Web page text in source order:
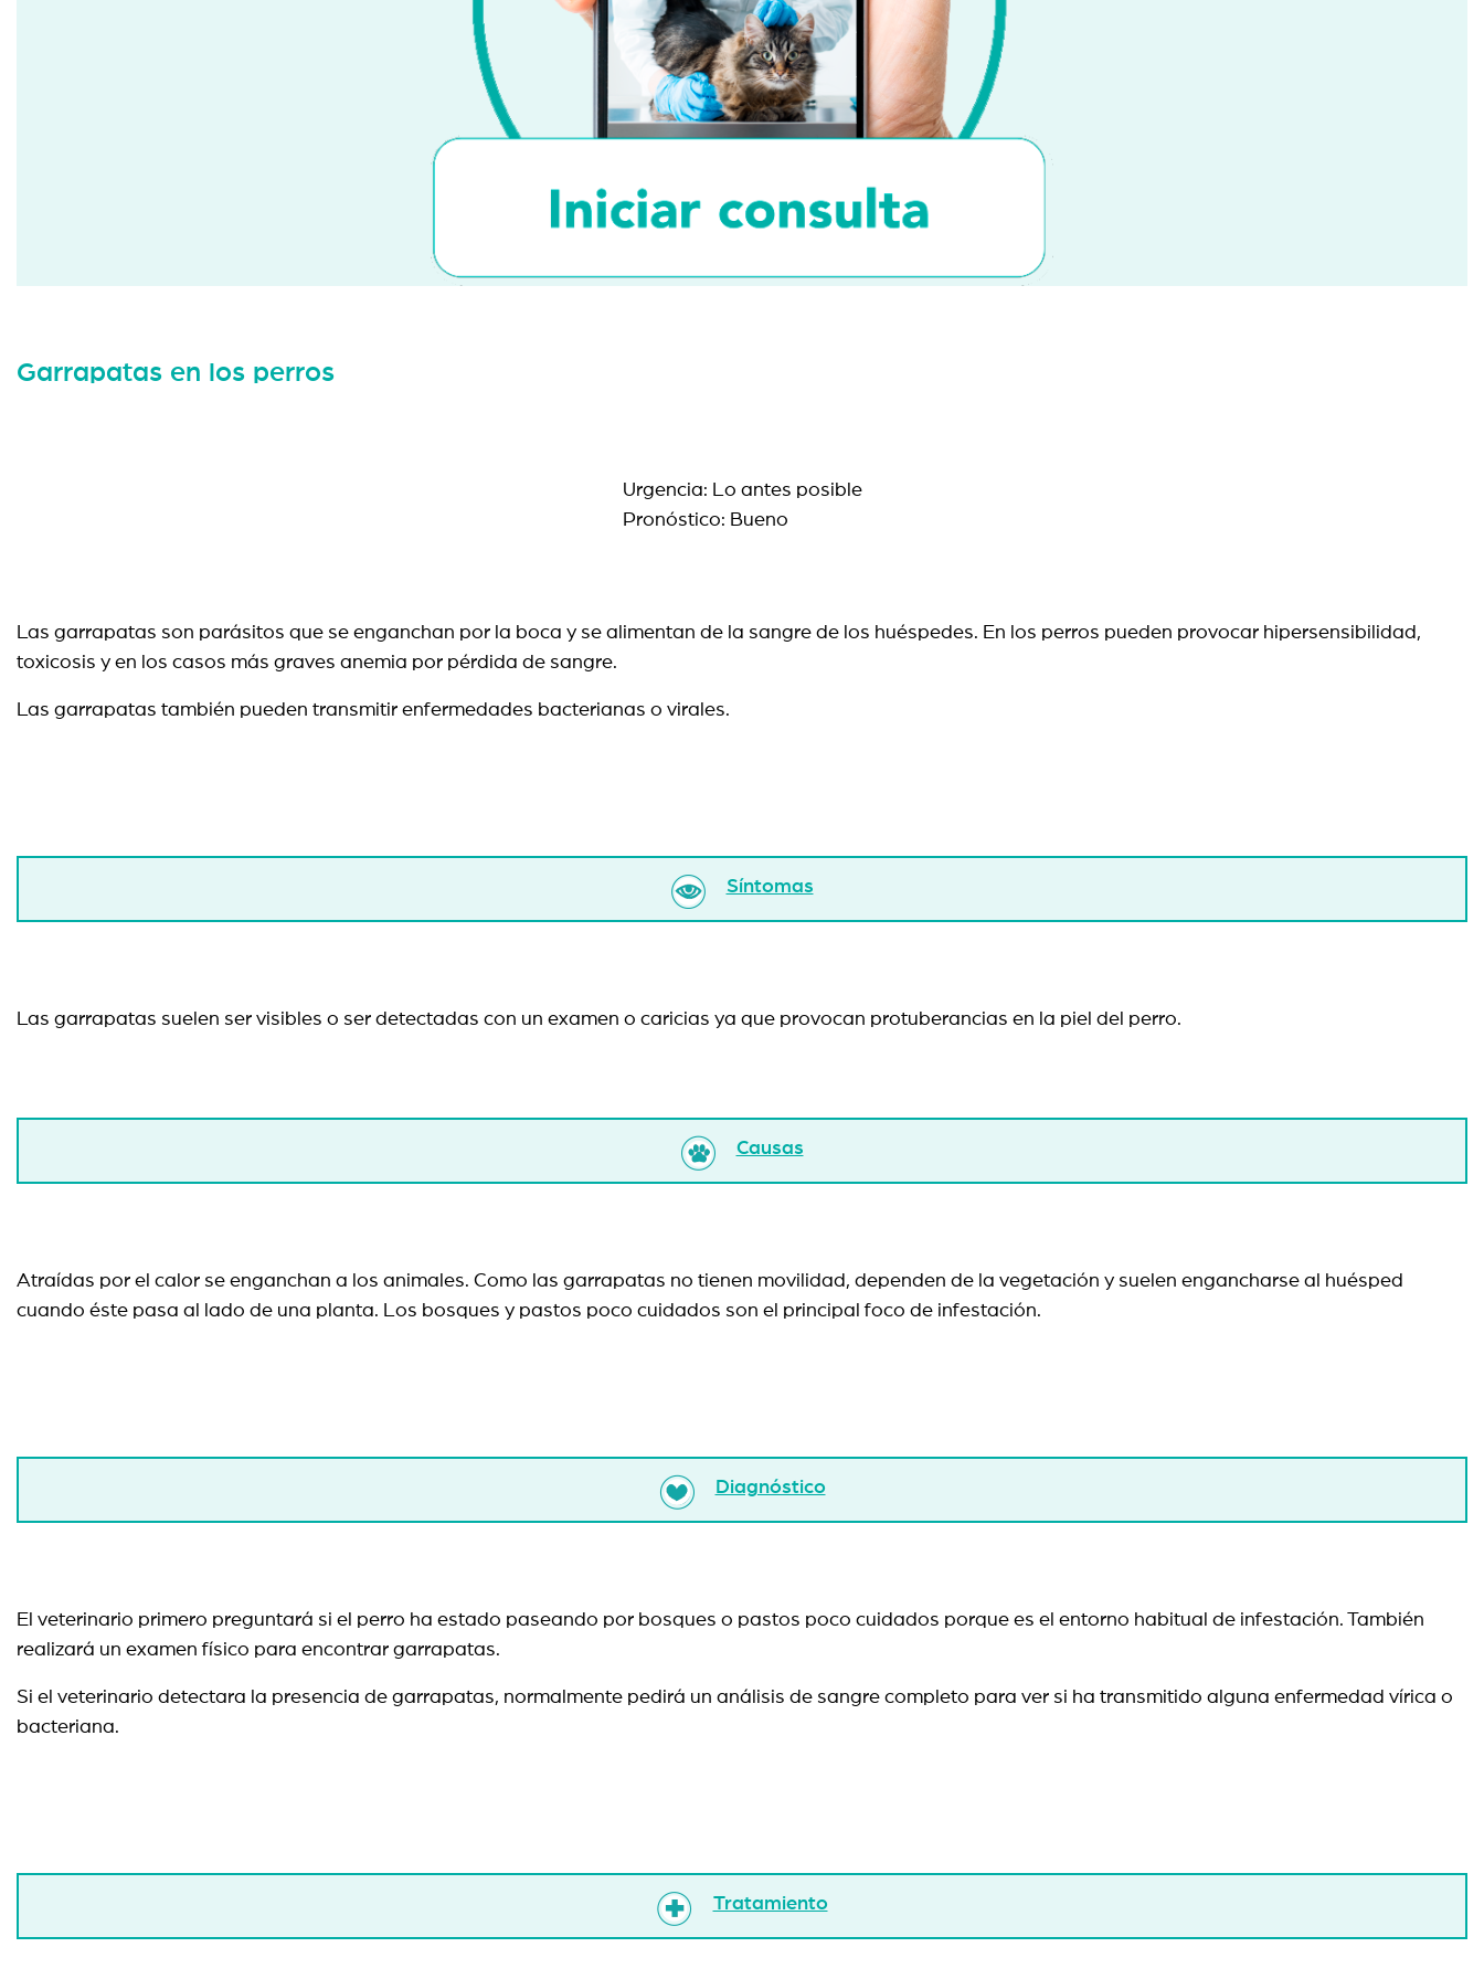
Garrapatas en los perros
Urgencia: Lo antes posible
Pronóstico: Bueno
Las garrapatas son parásitos que se enganchan por la boca y se alimentan de la sangre de los huéspedes. En los perros pueden provocar hipersensibilidad,
toxicosis y en los casos más graves anemia por pérdida de sangre.
Las garrapatas también pueden transmitir enfermedades bacterianas o virales.
Síntomas
Las garrapatas suelen ser visibles o ser detectadas con un examen o caricias ya que provocan protuberancias en la piel del perro.
Causas
Atraídas por el calor se enganchan a los animales. Como las garrapatas no tienen movilidad, dependen de la vegetación y suelen engancharse al huésped
cuando éste pasa al lado de una planta. Los bosques y pastos poco cuidados son el principal foco de infestación.
Diagnóstico
El veterinario primero preguntará si el perro ha estado paseando por bosques o pastos poco cuidados porque es el entorno habitual de infestación. También
realizará un examen físico para encontrar garrapatas.
Si el veterinario detectara la presencia de garrapatas, normalmente pedirá un análisis de sangre completo para ver si ha transmitido alguna enfermedad vírica o
bacteriana.
Tratamiento